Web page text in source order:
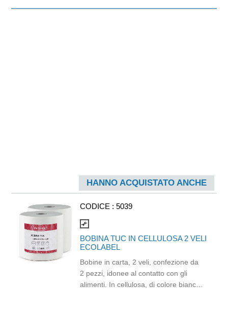
HANNO ACQUISTATO ANCHE
CODICE : 5039
compare_arrows
BOBINA TUC IN CELLULOSA 2 VELI
ECOLABEL
Bobine in carta, 2 veli, confezione da
2 pezzi, idonee al contatto con gli
alimenti. In cellulosa, di colore bianco